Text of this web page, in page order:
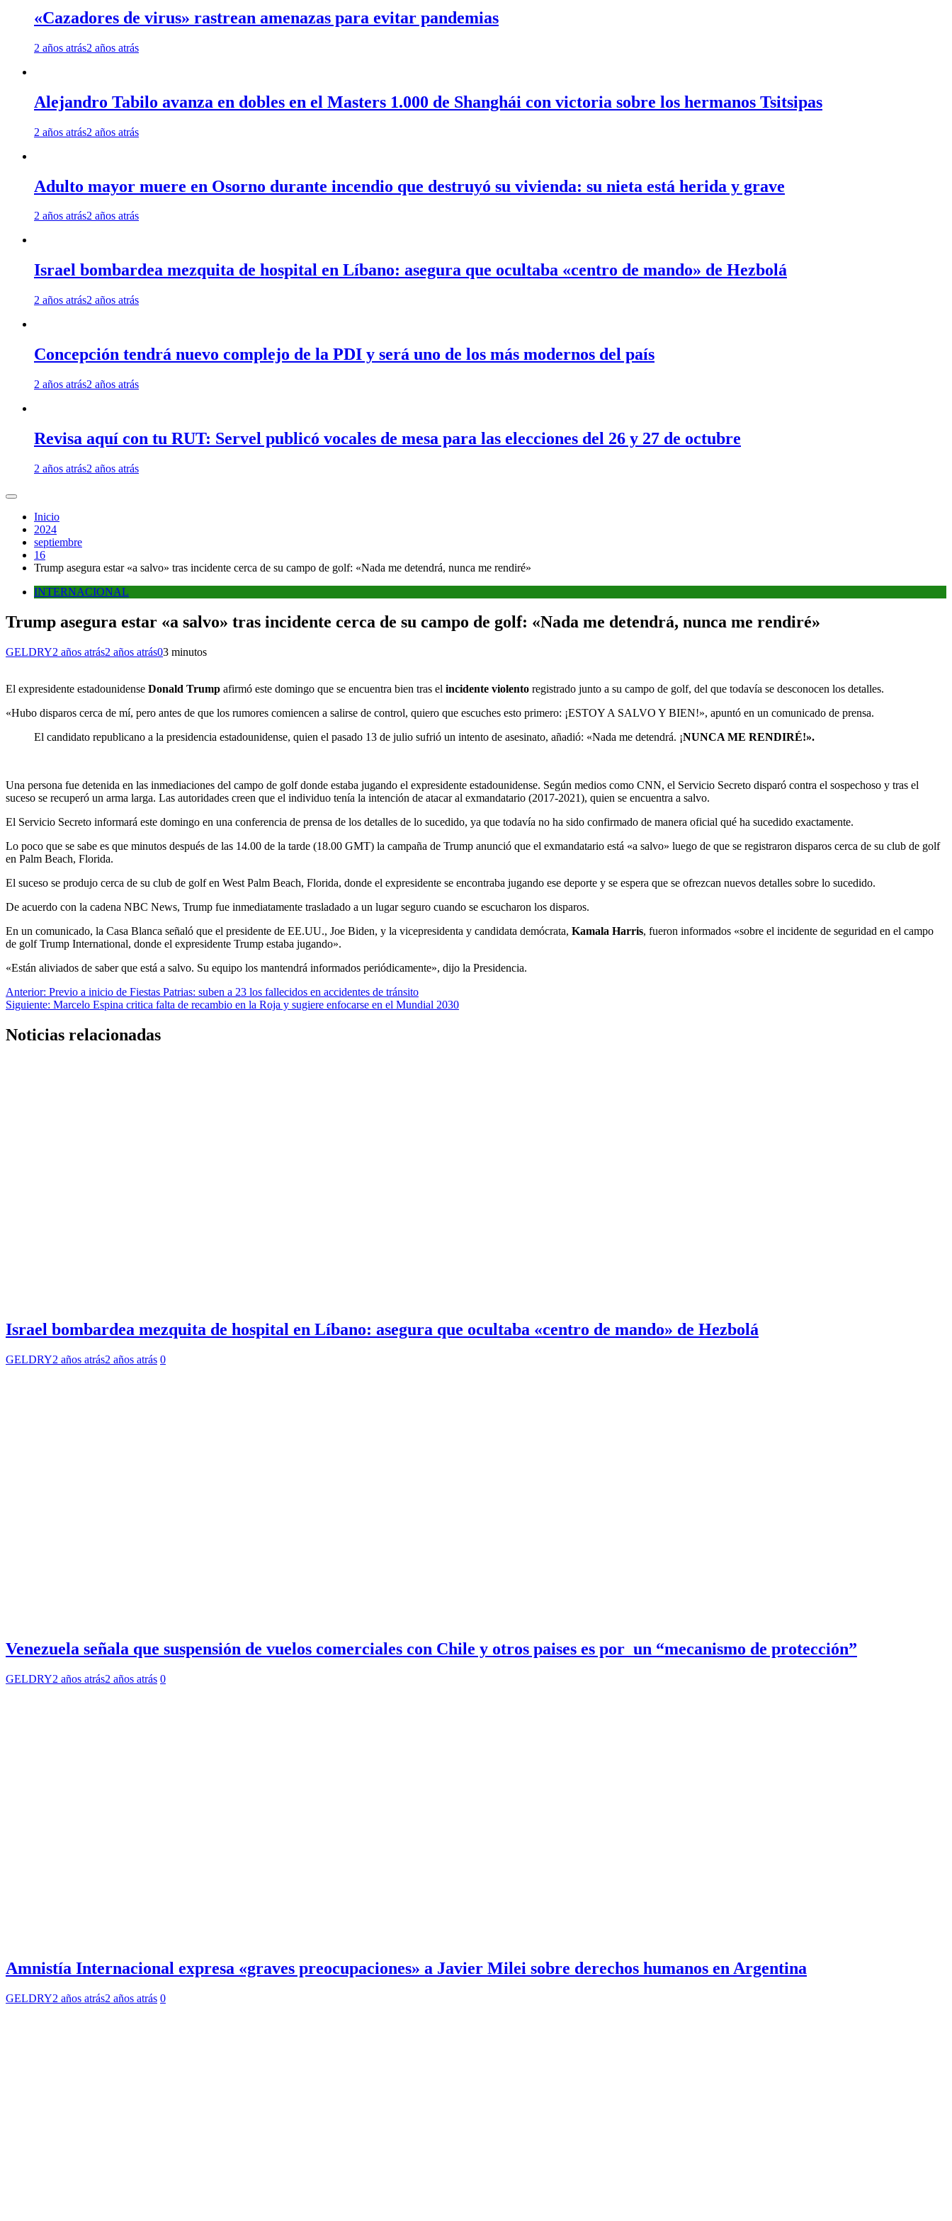
«Cazadores de virus» rastrean amenazas para evitar pandemias
2 años atrás2 años atrás
Alejandro Tabilo avanza en dobles en el Masters 1.000 de Shanghái con victoria sobre los hermanos Tsitsipas
2 años atrás2 años atrás
Adulto mayor muere en Osorno durante incendio que destruyó su vivienda: su nieta está herida y grave
2 años atrás2 años atrás
Israel bombardea mezquita de hospital en Líbano: asegura que ocultaba «centro de mando» de Hezbolá
2 años atrás2 años atrás
Concepción tendrá nuevo complejo de la PDI y será uno de los más modernos del país
2 años atrás2 años atrás
Revisa aquí con tu RUT: Servel publicó vocales de mesa para las elecciones del 26 y 27 de octubre
2 años atrás2 años atrás
Inicio
2024
septiembre
16
Trump asegura estar «a salvo» tras incidente cerca de su campo de golf: «Nada me detendrá, nunca me rendiré»
INTERNACIONAL
Trump asegura estar «a salvo» tras incidente cerca de su campo de golf: «Nada me detendrá, nunca me rendiré»
GELDRY2 años atrás2 años atrás03 minutos
El expresidente estadounidense Donald Trump afirmó este domingo que se encuentra bien tras el incidente violento registrado junto a su campo de golf, del que todavía se desconocen los detalles.
«Hubo disparos cerca de mí, pero antes de que los rumores comiencen a salirse de control, quiero que escuches esto primero: ¡ESTOY A SALVO Y BIEN!», apuntó en un comunicado de prensa.
El candidato republicano a la presidencia estadounidense, quien el pasado 13 de julio sufrió un intento de asesinato, añadió: «Nada me detendrá. ¡NUNCA ME RENDIRÉ!».
Una persona fue detenida en las inmediaciones del campo de golf donde estaba jugando el expresidente estadounidense. Según medios como CNN, el Servicio Secreto disparó contra el sospechoso y tras el
suceso se recuperó un arma larga. Las autoridades creen que el individuo tenía la intención de atacar al exmandatario (2017-2021), quien se encuentra a salvo.
El Servicio Secreto informará este domingo en una conferencia de prensa de los detalles de lo sucedido, ya que todavía no ha sido confirmado de manera oficial qué ha sucedido exactamente.
Lo poco que se sabe es que minutos después de las 14.00 de la tarde (18.00 GMT) la campaña de Trump anunció que el exmandatario está «a salvo» luego de que se registraron disparos cerca de su club de golf
en Palm Beach, Florida.
El suceso se produjo cerca de su club de golf en West Palm Beach, Florida, donde el expresidente se encontraba jugando ese deporte y se espera que se ofrezcan nuevos detalles sobre lo sucedido.
De acuerdo con la cadena NBC News, Trump fue inmediatamente trasladado a un lugar seguro cuando se escucharon los disparos.
En un comunicado, la Casa Blanca señaló que el presidente de EE.UU., Joe Biden, y la vicepresidenta y candidata demócrata, Kamala Harris, fueron informados «sobre el incidente de seguridad en el campo
de golf Trump International, donde el expresidente Trump estaba jugando».
«Están aliviados de saber que está a salvo. Su equipo los mantendrá informados periódicamente», dijo la Presidencia.
Navegación
de
entradas
Anterior: Previo a inicio de Fiestas Patrias: suben a 23 los fallecidos en accidentes de tránsito
Siguiente: Marcelo Espina critica falta de recambio en la Roja y sugiere enfocarse en el Mundial 2030
Noticias relacionadas
Israel bombardea mezquita de hospital en Líbano: asegura que ocultaba «centro de mando» de Hezbolá
GELDRY2 años atrás2 años atrás 0
Venezuela señala que suspensión de vuelos comerciales con Chile y otros paises es por un “mecanismo de protección”
GELDRY2 años atrás2 años atrás 0
Amnistía Internacional expresa «graves preocupaciones» a Javier Milei sobre derechos humanos en Argentina
GELDRY2 años atrás2 años atrás 0